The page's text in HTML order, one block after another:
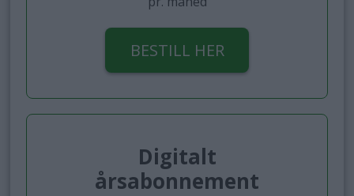
BESTILL HER
Digitalt
årsabonnement